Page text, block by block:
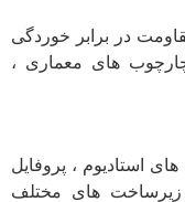
در برابر خوردگی
های معماری ،
استادیوم ، پروفایل
زیرساخت های مختلف